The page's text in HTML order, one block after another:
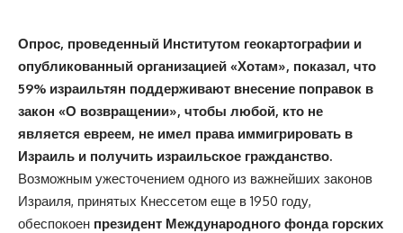
Опрос, проведенный Институтом геокартографии и
опубликованный организацией «Хотам», показал, что
59% израильтян поддерживают внесение поправок в
закон «О возвращении», чтобы любой, кто не
является евреем, не имел права иммигрировать в
Израиль и получить израильское гражданство.
Возможным ужесточением одного из важнейших законов
Израиля, принятых Кнессетом еще в 1950 году,
обеспокоен президент Международного фонда горских